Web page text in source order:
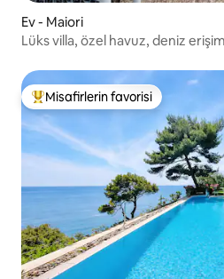
Ev - Maiori
Lüks villa, özel havuz, deniz
Misafirlerin favorilerinden en
Misafirlerin favorisi